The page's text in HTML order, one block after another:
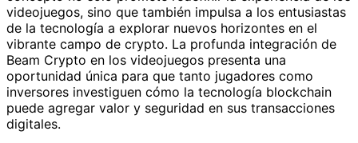
videojuegos, sino que también impulsa a los entusiastas
de la tecnología a explorar nuevos horizontes en el
vibrante campo de crypto. La profunda integración de
Beam Crypto en los videojuegos presenta una
oportunidad única para que tanto jugadores como
inversores investiguen cómo la tecnología blockchain
puede agregar valor y seguridad en sus transacciones
digitales.